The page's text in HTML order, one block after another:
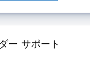
ー サポート